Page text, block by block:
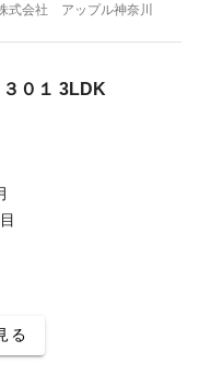
式会社 アップル神奈川
０１ 3LDK
る